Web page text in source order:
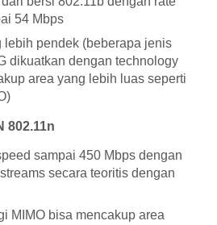
54 Mbps
lebih pendek (beberapa jenis
dikuatkan dengan technology
area yang lebih luas seperti
802.11n
sampai 450 Mbps dengan
secara teoritis dengan
MIMO bisa mencakup area